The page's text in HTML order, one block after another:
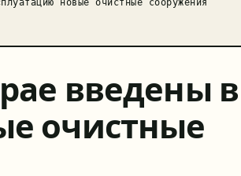
введены в
очистные